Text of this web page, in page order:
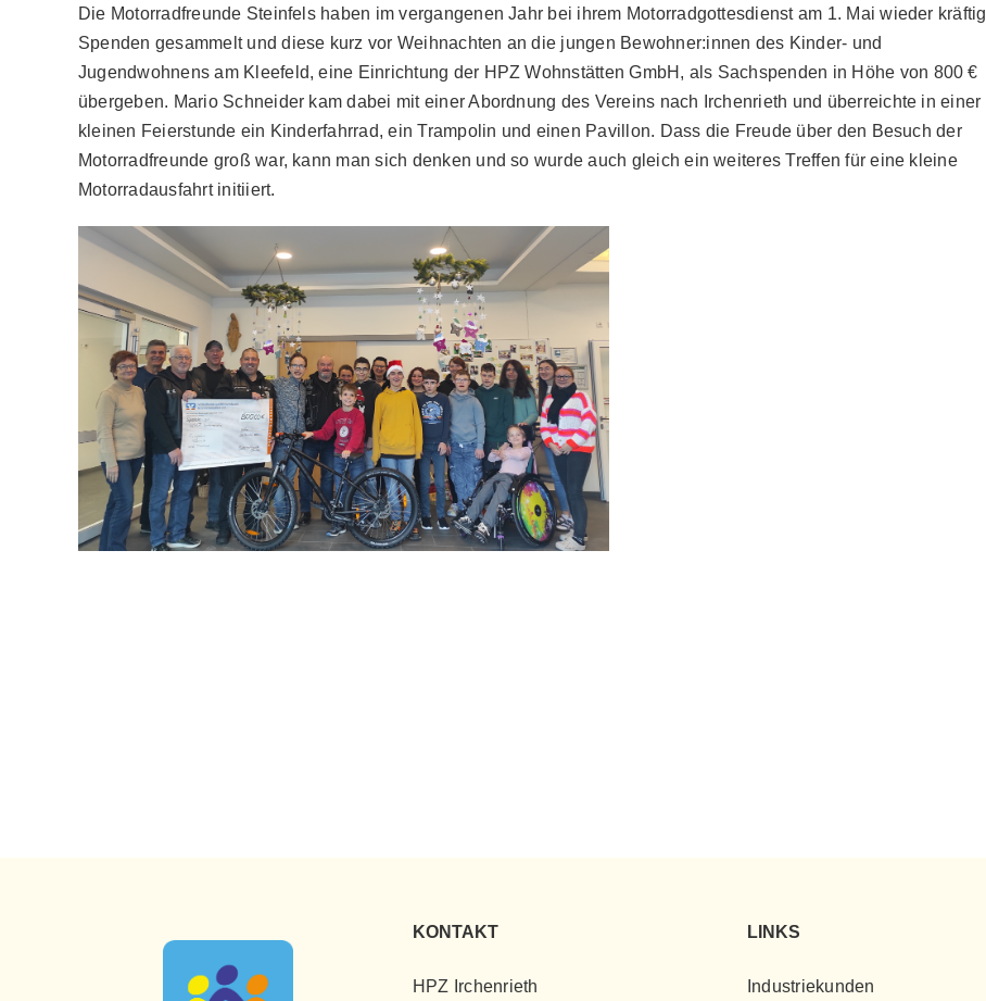
Die Motorradfreunde Steinfels haben im vergangenen Jahr bei ihrem Motorradgottesdienst am 1. Mai wieder kräftig
Spenden gesammelt und diese kurz vor Weihnachten an die jungen Bewohner:innen des Kinder- und
Jugendwohnens am Kleefeld, eine Einrichtung der HPZ Wohnstätten GmbH, als Sachspenden in Höhe von 800 €
übergeben. Mario Schneider kam dabei mit einer Abordnung des Vereins nach Irchenrieth und überreichte in einer
kleinen Feierstunde ein Kinderfahrrad, ein Trampolin und einen Pavillon. Dass die Freude über den Besuch der
Motorradfreunde groß war, kann man sich denken und so wurde auch gleich ein weiteres Treffen für eine kleine
Motorradausfahrt initiiert.
KONTAKT
HPZ Irchenrieth
LINKS
Industriekunden